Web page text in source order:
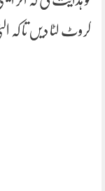
کروٹ لٹا دیں تا کہ